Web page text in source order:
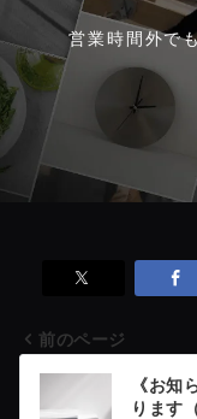
営業時間外で
投
前のページ
《お知
ります